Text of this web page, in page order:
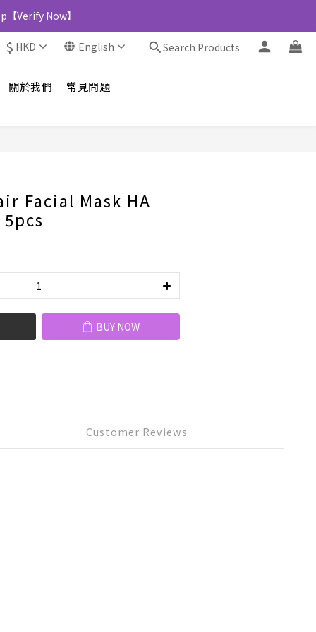
Verify Now】
$ HKD English Search Products
關於我們 常見問題
Facial Mask HA
BUY NOW
Customer Reviews